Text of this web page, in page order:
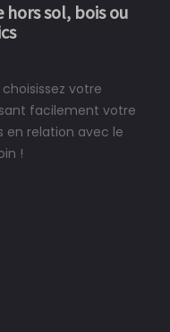
hors sol, bois ou
votre
facilement votre
en relation avec le
!